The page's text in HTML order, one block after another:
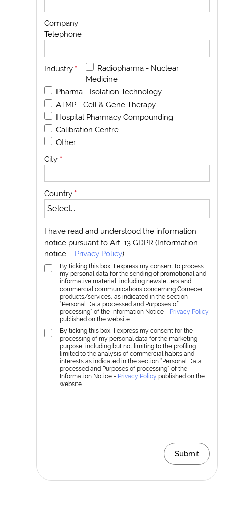
Company
Telephone
Industry *
Radiopharma - Nuclear
Medicine
Pharma - Isolation Technology
ATMP - Cell & Gene Therapy
Hospital Pharmacy Compounding
Calibration Centre
Other
City *
Country *
I have read and understood the information
notice pursuant to Art. 13 GDPR (Information
notice – Privacy Policy)
By ticking this box, I express my consent to process
my personal data for the sending of promotional and
informative material, including newsletters and
commercial communications concerning Comecer
products/services, as indicated in the section
“Personal Data processed and Purposes of
processing” of the Information Notice - Privacy Policy
published on the website.
By ticking this box, I express my consent for the
processing of my personal data for the marketing
purpose, including but not limiting to the profiling
limited to the analysis of commercial habits and
interests as indicated in the section “Personal Data
processed and Purposes of processing” of the
Information Notice - Privacy Policy published on the
website.
Submit